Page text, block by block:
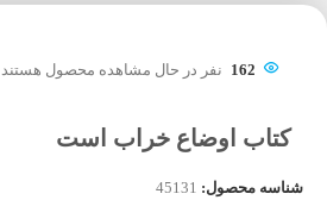
162 نفر در حال مشاهده محصول هستند
کتاب اوضاع خراب است
شناسه محصول: 45131